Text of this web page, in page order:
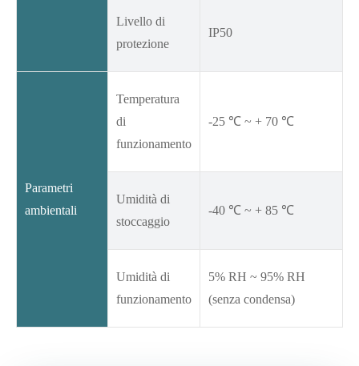
Livello di
protezione
IP50
Parametri
ambientali
Temperatura
di
funzionamento
-25 ℃ ~ + 70 ℃
Umidità di
stoccaggio
-40 ℃ ~ + 85 ℃
Umidità di
funzionamento
5% RH ~ 95% RH
(senza condensa)